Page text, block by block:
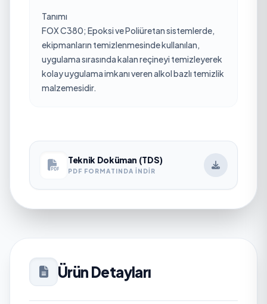
Tanımı
FOX C380; Epoksi ve Poliüretan sistemlerde,
ekipmanların temizlenmesinde kullanılan,
uygulama sırasında kalan reçineyi temizleyerek
kolay uygulama imkanı veren alkol bazlı temizlik
malzemesidir.
Teknik Doküman (TDS)
PDF FORMATINDA İNDIR
Ürün Detayları